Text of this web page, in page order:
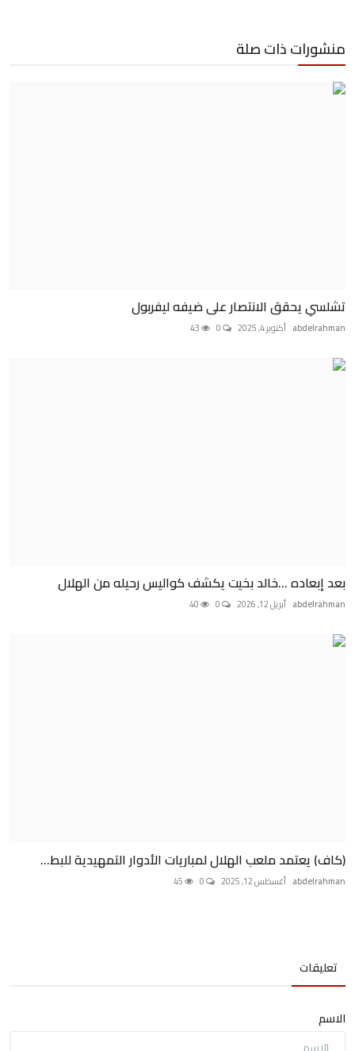
منشورات ذات صلة
تشلسي يحقق الانتصار على ضيفه ليفربول
abdelrahman أكتوبر 4, 2025
بعد إبعاده …خالد بخيت يكشف كواليس رحيله من الهلال
abdelrahman أبريل 12, 2026
(كاف) يعتمد ملعب الهلال لمباريات الأدوار التمهيدية للبط...
abdelrahman أغسطس 12, 2025
تعليقات
الاسم